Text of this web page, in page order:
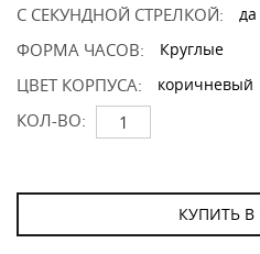
С СЕКУНДНОЙ СТРЕЛКОЙ: да
ФОРМА ЧАСОВ: Круглые
ЦВЕТ КОРПУСА: коричневый
КОЛ-ВО:
КУПИТЬ В